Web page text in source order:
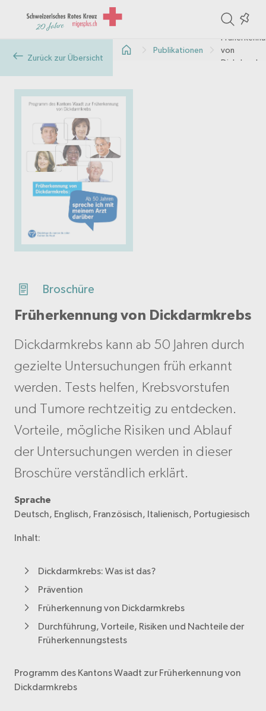
in
the
Zurück zur Übersicht
Publikationen
von
Broschüre
Früherkennung von Dickdarmkrebs
Dickdarmkrebs kann ab 50 Jahren durch
gezielte Untersuchungen früh erkannt
werden. Tests helfen, Krebsvorstufen
und Tumore rechtzeitig zu entdecken.
Vorteile, mögliche Risiken und Ablauf
der Untersuchungen werden in dieser
Broschüre verständlich erklärt.
Sprache
Deutsch, Englisch, Französisch, Italienisch, Portugiesisch
Inhalt:
Dickdarmkrebs: Was ist das?
Prävention
Früherkennung von Dickdarmkrebs
Durchführung, Vorteile, Risiken und Nachteile der
Früherkennungstests
Programm des Kantons Waadt zur Früherkennung von
Dickdarmkrebs